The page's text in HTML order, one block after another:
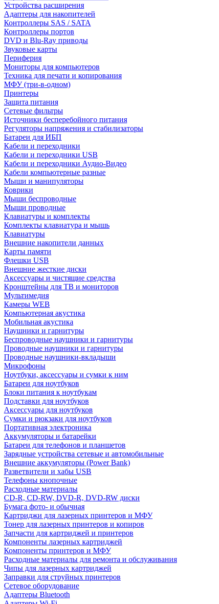
Устройства расширения
Адаптеры для накопителей
Контроллеры SAS / SATA
Контроллеры портов
DVD и Blu-Ray приводы
Звуковые карты
Периферия
Мониторы для компьютеров
Техника для печати и копирования
МФУ (три-в-одном)
Принтеры
Защита питания
Сетевые фильтры
Источники бесперебойного питания
Регуляторы напряжения и стабилизаторы
Батареи для ИБП
Кабели и переходники
Кабели и переходники USB
Кабели и переходники Аудио-Видео
Кабели компьютерные разные
Мыши и манипуляторы
Коврики
Мыши беспроводные
Мыши проводные
Клавиатуры и комплекты
Комплекты клавиатура и мышь
Клавиатуры
Внешние накопители данных
Карты памяти
Флешки USB
Внешние жесткие диски
Аксессуары и чистящие средства
Кронштейны для ТВ и мониторов
Мультимедия
Камеры WEB
Компьютерная акустика
Мобильная акустика
Наушники и гарнитуры
Беспроводные наушники и гарнитуры
Проводные наушники и гарнитуры
Проводные наушники-вкладыши
Микрофоны
Ноутбуки, аксессуары и сумки к ним
Батареи для ноутбуков
Блоки питания к ноутбукам
Подставки для ноутбуков
Аксессуары для ноутбуков
Сумки и рюкзаки для ноутбуков
Портативная электроника
Аккумуляторы и батарейки
Батареи для телефонов и планшетов
Зарядные устройства сетевые и автомобильные
Внешние аккумуляторы (Power Bank)
Разветвители и хабы USB
Телефоны кнопочные
Расходные материалы
CD-R, CD-RW, DVD-R, DVD-RW диски
Бумага фото- и обычная
Картриджи для лазерных принтеров и МФУ
Тонер для лазерных принтеров и копиров
Запчасти для картриджей и принтеров
Компоненты лазерных картриджей
Компоненты принтеров и МФУ
Расходные материалы для ремонта и обслуживания
Чипы для лазерных картриджей
Заправки для струйных принтеров
Сетевое оборудование
Адаптеры Bluetooth